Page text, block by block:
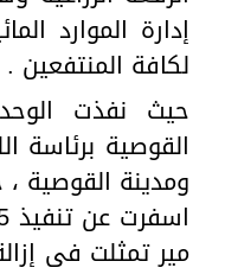
إدارة الموارد
لكافة المنتفعين .
حيث نفذت
القوصية برئاسة
ومدينة القوصية ،
مير تمثلت فى